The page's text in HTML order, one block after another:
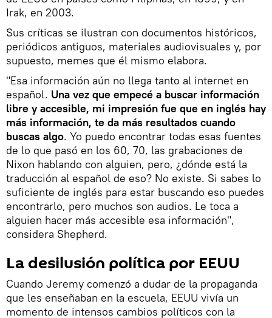
Irak, en 2003.
Sus críticas se ilustran con documentos históricos,
periódicos antiguos, materiales audiovisuales y, por
supuesto, memes que él mismo elabora.
"Esa información aún no llega tanto al internet en
español. Una vez que empecé a buscar información
libre y accesible, mi impresión fue que en inglés hay
más información, te da más resultados cuando
buscas algo. Yo puedo encontrar todas esas fuentes
de lo que pasó en los 60, 70, las grabaciones de
Nixon hablando con alguien, pero, ¿dónde está la
traducción al español de eso? No existe. Si sabes lo
suficiente de inglés para estar buscando eso puedes
encontrarlo, pero muchos son audios. Le toca a
alguien hacer más accesible esa información",
considera Shepherd.
La desilusión política por EEUU
Cuando Jeremy comenzó a dudar de la propaganda
que les enseñaban en la escuela, EEUU vivía un
momento de intensos cambios políticos con la